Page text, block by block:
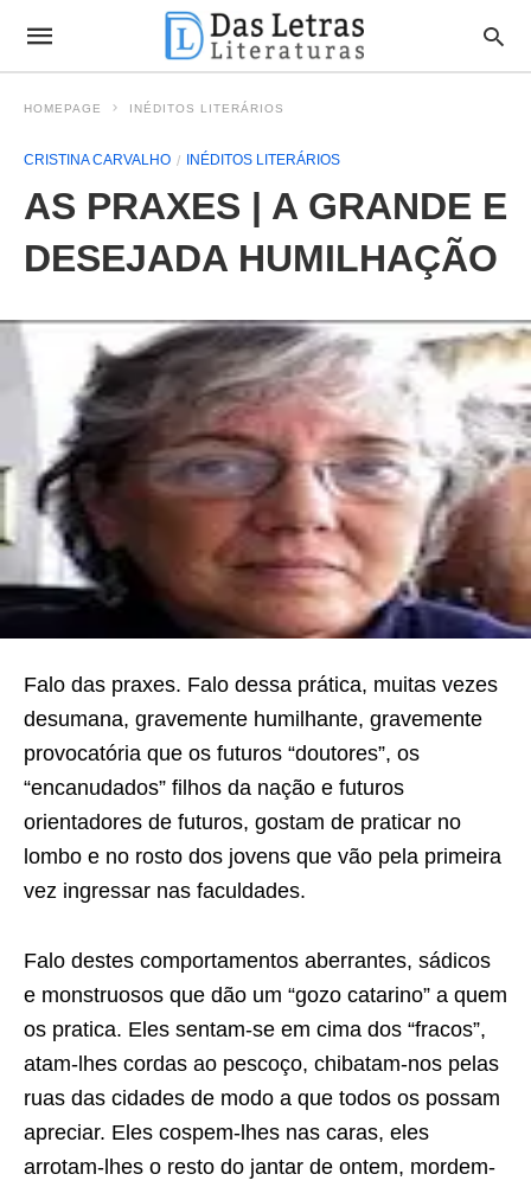
HOMEPAGE INÉDITOS LITERÁRIOS
CRISTINA CARVALHO INÉDITOS LITERÁRIOS
AS PRAXES | A GRANDE E
DESEJADA HUMILHAÇÃO
Falo das praxes. Falo dessa prática, muitas vezes
desumana, gravemente humilhante, gravemente
provocatória que os futuros “doutores”, os
“encanudados” filhos da nação e futuros
orientadores de futuros, gostam de praticar no
lombo e no rosto dos jovens que vão pela primeira
vez ingressar nas faculdades.
Falo destes comportamentos aberrantes, sádicos
e monstruosos que dão um “gozo catarino” a quem
os pratica. Eles sentam-se em cima dos “fracos”,
atam-lhes cordas ao pescoço, chibatam-nos pelas
ruas das cidades de modo a que todos os possam
apreciar. Eles cospem-lhes nas caras, eles
arrotam-lhes o resto do jantar de ontem, mordem-